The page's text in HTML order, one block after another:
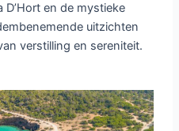
en de mystieke
uitzichten
verstilling en sereniteit.